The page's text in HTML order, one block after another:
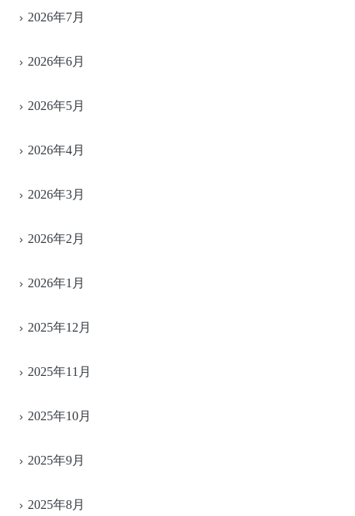
2026年7月
2026年6月
2026年5月
2026年4月
2026年3月
2026年2月
2026年1月
2025年12月
2025年11月
2025年10月
2025年9月
2025年8月